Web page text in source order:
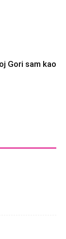
Gori sam kao